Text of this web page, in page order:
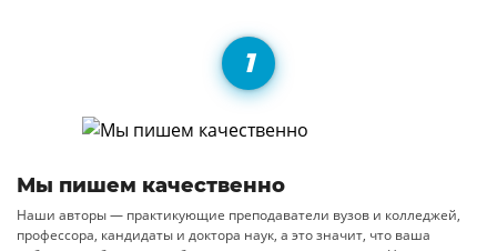
Мы пишем качественно
Наши авторы — практикующие преподаватели вузов и колледжей,
профессора, кандидаты и доктора наук, а это значит, что ваша